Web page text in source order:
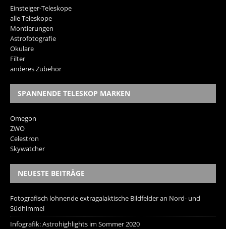
Einsteiger-Teleskope
alle Teleskope
Montierungen
Astrofotografie
Okulare
Filter
anderes Zubehör
SPANNENDE TELESKOP MARKEN
Omegon
ZWO
Celestron
Skywatcher
NEUESTE BEITRÄGE
Fotografisch lohnende extragalaktische Bildfelder an Nord- und
Südhimmel
Infografik: Astrohighlights im Sommer 2020